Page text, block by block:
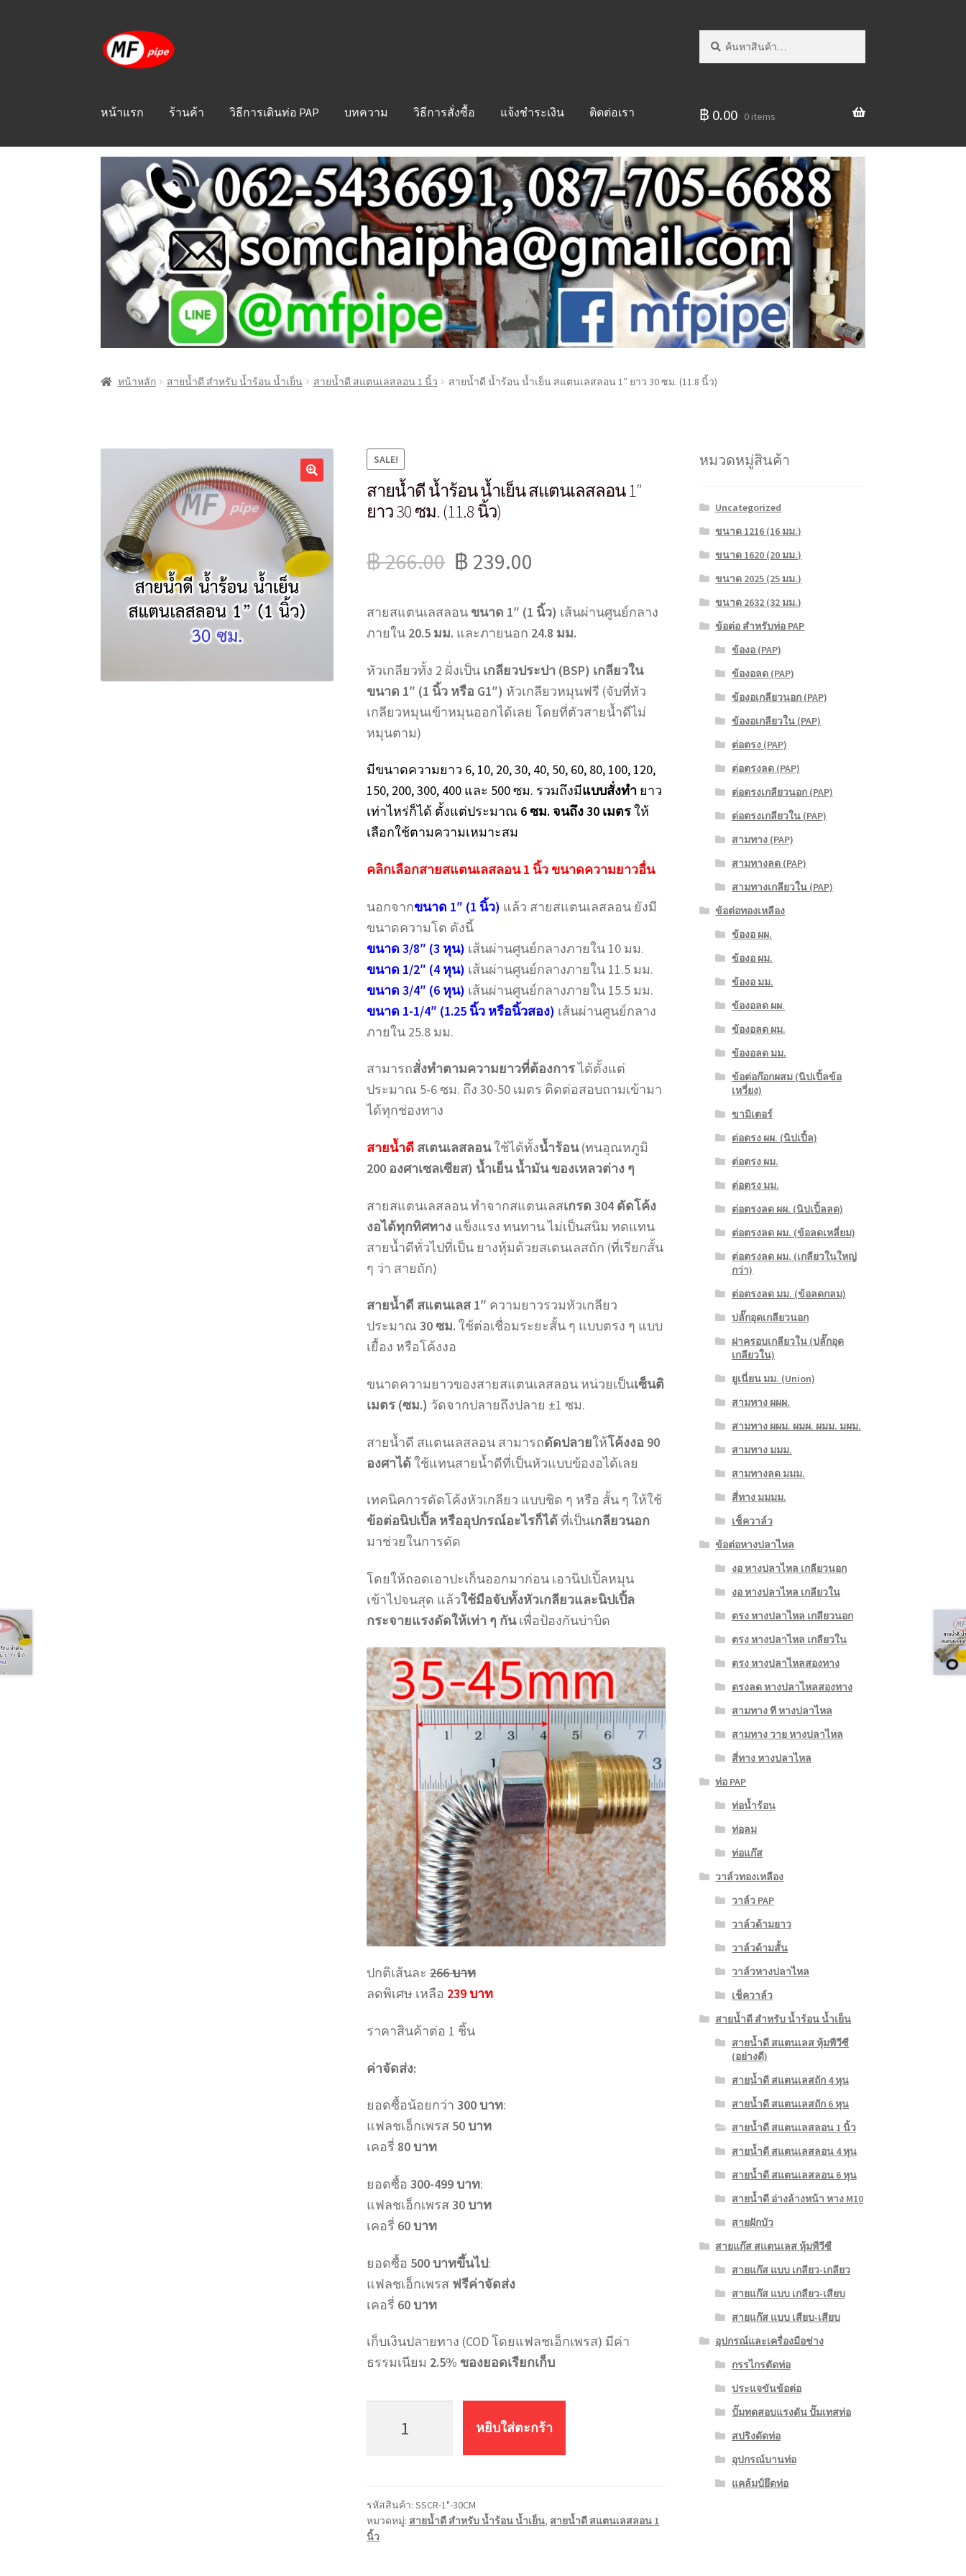
Skip
to
navigation
Skip
to
content
หน้าแรก ร้านค้า วิธีการเดินท่อ PAP บทความ วิธีการสั่งซื้อ แจ้งชำระเงิน ติดต่อเรา ฿ 0.00 0 items
หน้าหลัก สายน้ำดี สำหรับ น้ำร้อน น้ำเย็น สายน้ำดี สแตนเลสลอน 1 นิ้ว สายน้ำดี น้ำร้อน น้ำเย็น สแตนเลสลอน 1″ ยาว 30 ซม. (11.8 นิ้ว)
SALE!
สายน้ำดี น้ำร้อน น้ำเย็น สแตนเลสลอน 1″
ยาว 30 ซม. (11.8 นิ้ว)
฿266.00 ฿ 239.00
สายสแตนเลสลอน ขนาด 1″ (1 นิ้ว) เส้นผ่านศูนย์กลาง
ภายใน 20.5 มม. และภายนอก 24.8 มม.
หัวเกลียวทั้ง 2 ฝั่งเป็น เกลียวประปา (BSP) เกลียวใน
ขนาด 1″ (1 นิ้ว หรือ G1″) หัวเกลียวหมุนฟรี (จับที่หัว
เกลียวหมุนเข้าหมุนออกได้เลย โดยที่ตัวสายน้ำดีไม่
หมุนตาม)
มีขนาดความยาว 6, 10, 20, 30, 40, 50, 60, 80, 100, 120,
150, 200, 300, 400 และ 500 ซม. รวมถึงมีแบบสั่งทำ ยาว
เท่าไหร่ก็ได้ ตั้งแต่ประมาณ 6 ซม. จนถึง 30 เมตรให้
เลือกใช้ตามความเหมาะสม
คลิกเลือกสายสแตนเลสลอน 1 นิ้ว ขนาดความยาวอื่น
นอกจากขนาด 1″ (1 นิ้ว) แล้ว สายสแตนเลสลอน ยังมี
ขนาดความโต ดังนี้
ขนาด 3/8″ (3 หุน) เส้นผ่านศูนย์กลางภายใน 10 มม.
ขนาด 1/2″ (4 หุน) เส้นผ่านศูนย์กลางภายใน 11.5 มม.
ขนาด 3/4″ (6 หุน) เส้นผ่านศูนย์กลางภายใน 15.5 มม.
ขนาด 1-1/4″ (1.25 นิ้ว หรือนิ้วสอง) เส้นผ่านศูนย์กลาง
ภายใน 25.8 มม.
สามารถสั่งทำตามความยาวที่ต้องการได้ตั้งแต่
ประมาณ 5-6 ซม. ถึง 30-50 เมตร ติดต่อสอบถามเข้ามา
ได้ทุกช่องทาง
สายน้ำดี สเตนเลสลอนใช้ได้ทั้งน้ำร้อน(ทนอุณหภูมิ
200 องศาเซลเซียส) น้ำเย็น น้ำมัน ของเหลวต่าง ๆ
สายสแตนเลสลอน ทำจากสแตนเลสเกรด 304 ดัดโค้ง
งอได้ทุกทิศทาง แข็งแรง ทนทาน ไม่เป็นสนิม ทดแทน
สายน้ำดีทั่วไปที่เป็น ยางหุ้มด้วยสเตนเลสถัก (ที่เรียกสั้น
ๆ ว่า สายถัก)
สายน้ำดี สแตนเลส 1″ ความยาวรวมหัวเกลียว
ประมาณ30 ซม.ใช้ต่อเชื่อมระยะสั้น ๆ แบบตรง ๆ แบบ
เยื้อง หรือโค้งงอ
ขนาดความยาวของสายสแตนเลสลอน หน่วยเป็นเซ็นติ
เมตร (ซม.) วัดจากปลายถึงปลาย ±1 ซม.
สายน้ำดี สแตนเลสลอน สามารถดัดปลายให้โค้งงอ 90
องศาได้ใช้แทนสายน้ำดีที่เป็นหัวแบบข้องอได้เลย
เทคนิคการดัดโค้งหัวเกลียว แบบชิด ๆ หรือ สั้น ๆ ให้ใช้
ข้อต่อนิปเปิ้ล หรืออุปกรณ์อะไรก็ได้ที่เป็นเกลียวนอก
มาช่วยในการดัด
โดยให้ถอดเอาปะเก็นออกมาก่อน เอานิปเปิ้ลหมุน
เข้าไปจนสุด แล้วใช้มือจับทั้งหัวเกลียวและนิปเปิ้ล
กระจายแรงดัดให้เท่า ๆ กันเพื่อป้องกันบ่าบิด
ปกติเส้นละ266 บาท
ลดพิเศษ เหลือ 239 บาท
ราคาสินค้าต่อ 1 ชิ้น
ค่าจัดส่ง:
ยอดซื้อน้อยกว่า300 บาท:
แฟลชเอ็กเพรส 50 บาท
เคอรี่ 80 บาท
ยอดซื้อ300-499 บาท:
แฟลชเอ็กเพรส30 บาท
เคอรี่ 60 บาท
ยอดซื้อ 500 บาทขึ้นไป:
แฟลชเอ็กเพรส ฟรีค่าจัดส่ง
เคอรี่ 60 บาท
เก็บเงินปลายทาง (COD โดยแฟลชเอ็กเพรส) มีค่า
ธรรมเนียม 2.5% ของยอดเรียกเก็บ
น้ำ
เย็น
ส
หยิบใส่ตะกร้า
รหัสสินค้า:SSCR-1"-30CM
หมวดหมู่: สายน้ำดี สำหรับ น้ำร้อน น้ำเย็น, สายน้ำดี สแตนเลสลอน 1
นิ้ว
หมวดหมู่สินค้า
Uncategorized
ขนาด 1216 (16 มม.)
ขนาด 1620 (20 มม.)
ขนาด 2025 (25 มม.)
ขนาด 2632 (32 มม.)
ข้อต่อ สำหรับท่อ PAP
ข้องอ (PAP)
ข้องอลด (PAP)
ข้องอเกลียวนอก (PAP)
ข้องอเกลียวใน (PAP)
ต่อตรง (PAP)
ต่อตรงลด (PAP)
ต่อตรงเกลียวนอก (PAP)
ต่อตรงเกลียวใน (PAP)
สามทาง (PAP)
สามทางลด (PAP)
สามทางเกลียวใน (PAP)
ข้อต่อทองเหลือง
ข้องอ ผผ.
ข้องอ ผม.
ข้องอ มม.
ข้องอลด ผผ.
ข้องอลด ผม.
ข้องอลด มม.
ข้อต่อก๊อกผสม (นิปเปิ้ลข้อ
เหวี่ยง)
ขามิเตอร์
ต่อตรง ผผ. (นิปเปิ้ล)
ต่อตรง ผม.
ต่อตรง มม.
ต่อตรงลด ผผ. (นิปเปิ้ลลด)
ต่อตรงลด ผม. (ข้อลดเหลี่ยม)
ต่อตรงลด ผม. (เกลียวในใหญ่
กว่า)
ต่อตรงลด มม. (ข้อลดกลม)
ปลั๊กอุดเกลียวนอก
ฝาครอบเกลียวใน (ปลั๊กอุด
เกลียวใน)
ยูเนี่ยน มม. (Union)
สามทาง ผผผ.
สามทาง ผผม. ผมผ. ผมม. มผม.
สามทาง มมม.
สามทางลด มมม.
สี่ทาง มมมม.
เช็ควาล์ว
ข้อต่อหางปลาไหล
งอ หางปลาไหล เกลียวนอก
งอ หางปลาไหล เกลียวใน
ตรง หางปลาไหล เกลียวนอก
ตรง หางปลาไหล เกลียวใน
ตรง หางปลาไหลสองทาง
ตรงลด หางปลาไหลสองทาง
สามทาง ที หางปลาไหล
สามทาง วาย หางปลาไหล
สี่ทาง หางปลาไหล
ท่อ PAP
ท่อน้ำร้อน
ท่อลม
ท่อแก๊ส
วาล์วทองเหลือง
วาล์ว PAP
วาล์วด้ามยาว
วาล์วด้ามสั้น
วาล์วหางปลาไหล
เช็ควาล์ว
สายน้ำดี สำหรับ น้ำร้อน น้ำเย็น
สายน้ำดี สแตนเลส หุ้มพีวีซี
(อย่างดี)
สายน้ำดี สแตนเลสถัก 4 หุน
สายน้ำดี สแตนเลสถัก 6 หุน
สายน้ำดี สแตนเลสลอน 1 นิ้ว
สายน้ำดี สแตนเลสลอน 4 หุน
สายน้ำดี สแตนเลสลอน 6 หุน
สายน้ำดี อ่างล้างหน้า หาง M10
สายฝักบัว
สายแก๊ส สแตนเลส หุ้มพีวีซี
สายแก๊ส แบบ เกลียว-เกลียว
สายแก๊ส แบบ เกลียว-เสียบ
สายแก๊ส แบบ เสียบ-เสียบ
อุปกรณ์และเครื่องมือช่าง
กรรไกรตัดท่อ
ประแจขันข้อต่อ
ปั๊มทดสอบแรงดัน ปั๊มเทสท่อ
สปริงดัดท่อ
อุปกรณ์บานท่อ
แคล้มป์ยึดท่อ